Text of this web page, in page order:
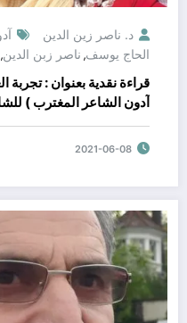
د. ناصر زين الدين
الحاج يوسف, ناصر زبن الدين,
قراءة نقدية بعنوان : تجربة
آدون
زين الدين. بقلم الشاعرة التونسية : منيرة الحاج يوسف
2021-06-08